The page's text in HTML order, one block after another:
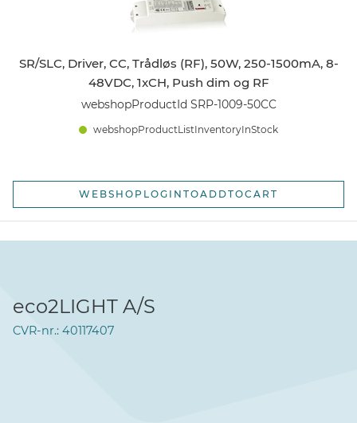
SR/SLC, Driver, CC, Trådløs (RF), 50W, 250-1500mA, 8-
48VDC, 1xCH, Push dim og RF
webshopProductId SRP-1009-50CC
webshopProductListInventoryInStock
WEBSHOPLOGINTOADDTOCART
eco2LIGHT A/S
CVR-nr.: 40117407